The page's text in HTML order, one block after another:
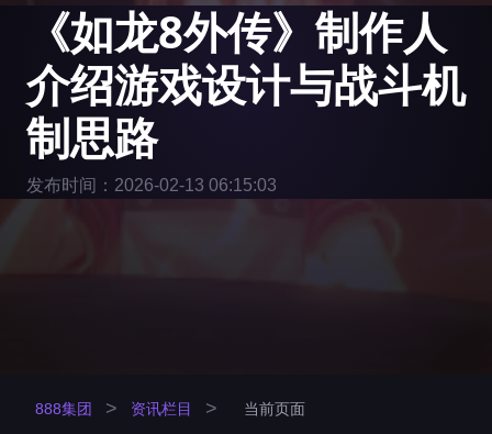
《如龙8外传》制作人
介绍游戏设计与战斗机
制思路
发布时间：2026-02-13 06:15:03
888集团 > 资讯栏目 > 当前页面